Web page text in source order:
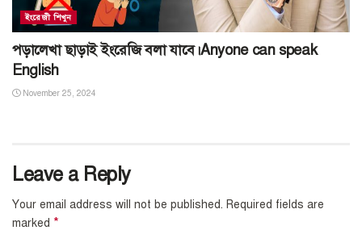
ইংরেজী শিখুন
পড়ালেখা ছাড়াই ইংরেজি বলা যাবে।Anyone can speak
English
November 25, 2024
Leave a Reply
Your email address will not be published. Required fields are
marked *